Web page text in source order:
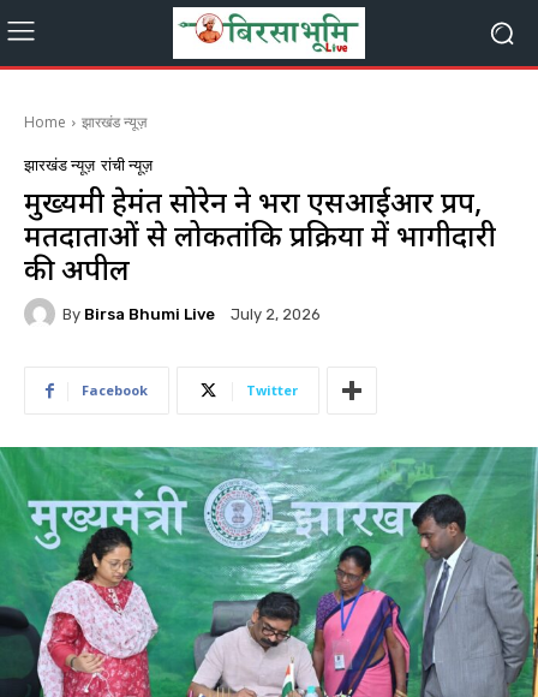
Home झारखंड न्यूज़
झारखंड न्यूज़ रांची न्यूज़
मुख्यमंत्री हेमंत सोरेन ने भरा एसआईआर प्रपत्र,
मतदाताओं से लोकतांत्रिक प्रक्रिया में भागीदारी
की अपील
By Birsa Bhumi Live July 2, 2026
Facebook Twitter